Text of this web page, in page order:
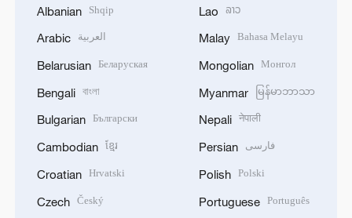
Albanian Shqip
Arabic العربية
Belarusian Беларуская
Bengali বাংলা
Bulgarian Български
Cambodian ខ្មែរ
Croatian Hrvatski
Czech Český
Lao ລາວ
Malay Bahasa Melayu
Mongolian Монгол
Myanmar မြန်မာဘာသာ
Nepali नेपाली
Persian فارسی
Polish Polski
Portuguese Português